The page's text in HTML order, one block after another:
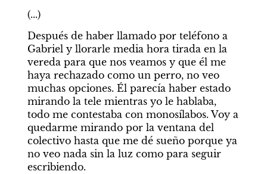
(...)
Después de haber llamado por teléfono a
Gabriel y llorarle media hora tirada en la
vereda para que nos veamos y que él me
haya rechazado como un perro, no veo
muchas opciones. Él parecía haber estado
mirando la tele mientras yo le hablaba,
todo me contestaba con monosílabos. Voy a
quedarme mirando por la ventana del
colectivo hasta que me dé sueño porque ya
no veo nada sin la luz como para seguir
escribiendo.